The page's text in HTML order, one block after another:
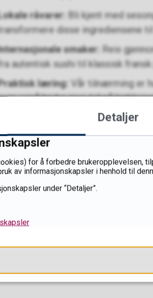
råvarer: Bli kjent med
disse ingrediensene
smaker: Reis
autentisk sushi til klassisk
læring: Vår tilnærming er
også bruke mye tid på
Bærekraft og ernæring:Forstå
ernæring kan integreres i
Detaljer
for å forbedre brukeropplevelsen,
av informasjonskapsler i henhold til
under “Detaljer”.